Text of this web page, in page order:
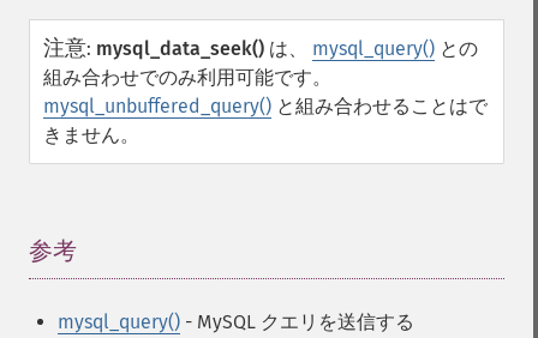
注意: mysql_data_seek() は、 mysql_query() との
組み合わせでのみ利用可能です。
mysql_unbuffered_query() と組み合わせることはで
きません。
参考
mysql_query() - MySQL クエリを送信する